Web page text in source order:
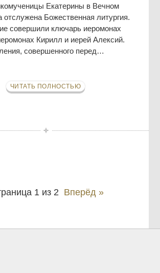
Екатерины в Вечном
отслужена Божественная литургия.
совершили ключарь иеромонах
Кирилл и иерей Алексий.
совершенного перед…
ЧИТАТЬ ПОЛНОСТЬЮ
1 из 2 Вперёд »